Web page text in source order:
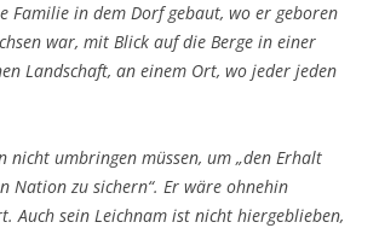
Familie in dem Dorf gebaut, wo er geboren
war, mit Blick auf die Berge in einer
Landschaft, an einem Ort, wo jeder jeden
nicht umbringen müssen, um „den Erhalt
Nation zu sichern“. Er wäre ohnehin
Auch sein Leichnam ist nicht hiergeblieben,